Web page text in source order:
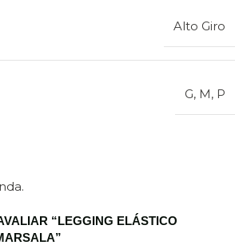
Alto Giro
G, M, P
“LEGGING ELÁSTICO